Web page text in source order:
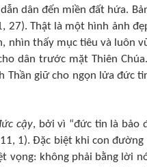
dân đến miền đất hứa.
27). Thật là một hình ảnh
nhìn thấy mục tiêu và luôn
dân trước mặt Thiên
Thần giữ cho ngọn lửa đức
cậy, bởi vì “đức tin là bảo
1). Đặc biệt khi con
không phải bằng lời